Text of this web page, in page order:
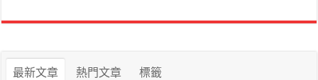
最新文章 熱門文章 標籤